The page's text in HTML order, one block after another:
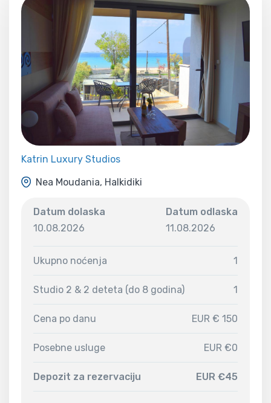
Katrin Luxury Studios
Nea Moudania, Halkidiki
Datum dolaska
10.08.2026
Datum odlaska
11.08.2026
Ukupno noćenja 1
Studio 2 & 2 deteta (do 8 godina) 1
Cena po danu EUR € 150
Posebne usluge EUR €0
Depozit za rezervaciju EUR €45